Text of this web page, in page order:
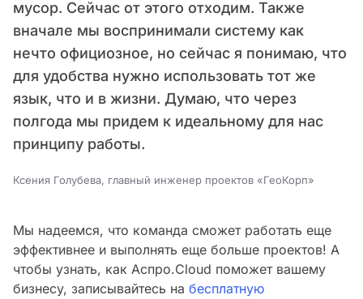
мусор. Сейчас от этого отходим. Также
вначале мы воспринимали систему как
нечто официозное, но сейчас я понимаю, что
для удобства нужно использовать тот же
язык, что и в жизни. Думаю, что через
полгода мы придем к идеальному для нас
принципу работы.
Ксения Голубева, главный инженер проектов «ГеоКорп»
Мы надеемся, что команда сможет работать еще
эффективнее и выполнять еще больше проектов! А
чтобы узнать, как Аспро.Cloud поможет вашему
бизнесу, записывайтесь на бесплатную